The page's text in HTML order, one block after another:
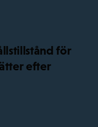
för
efter